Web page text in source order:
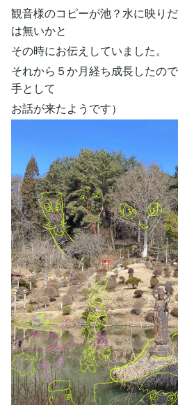
観音様のコピーが池？水に映り
は無いかと
その時にお伝えしていました。
それから５か月経ち成長したの
手として
お話が来たようです）